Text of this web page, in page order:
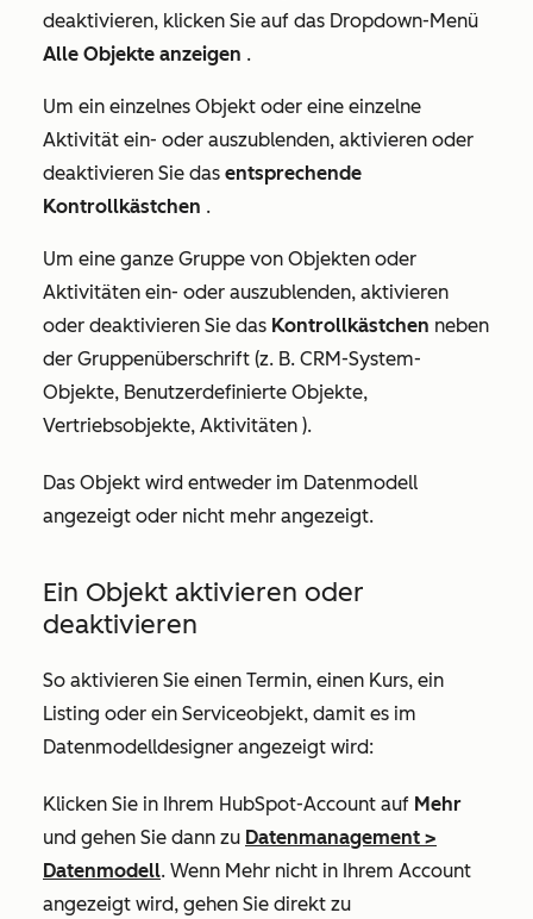
deaktivieren, klicken Sie auf das Dropdown-Menü
Alle Objekte anzeigen .
Um ein einzelnes Objekt oder eine einzelne
Aktivität ein- oder auszublenden, aktivieren oder
deaktivieren Sie das entsprechende
Kontrollkästchen .
Um eine ganze Gruppe von Objekten oder
Aktivitäten ein- oder auszublenden, aktivieren
oder deaktivieren Sie das Kontrollkästchen neben
der Gruppenüberschrift (z. B. CRM-System-
Objekte, Benutzerdefinierte Objekte,
Vertriebsobjekte, Aktivitäten ).
Das Objekt wird entweder im Datenmodell
angezeigt oder nicht mehr angezeigt.
Ein Objekt aktivieren oder
deaktivieren
So aktivieren Sie einen Termin, einen Kurs, ein
Listing oder ein Serviceobjekt, damit es im
Datenmodelldesigner angezeigt wird:
Klicken Sie in Ihrem HubSpot-Account auf Mehr
und gehen Sie dann zu Datenmanagement >
Datenmodell. Wenn Mehr nicht in Ihrem Account
angezeigt wird, gehen Sie direkt zu